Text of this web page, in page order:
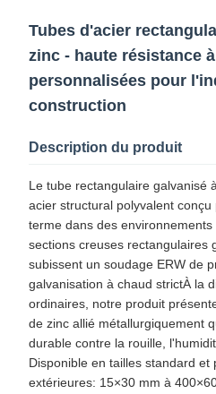
Tubes d'acier
zinc - haute résistance
personnalisées pour
construction
Description du produit
Le tube rectangulaire galvanisé
acier structural polyvalent
terme dans des
sections creuses rectangulaires
subissent un soudage ERW de
galvanisation à chaud strictÀ la
ordinaires, notre produit
de zinc allié métallurgiquement
durable contre la rouille,
Disponible en tailles standard
extérieures: 15×30 mm à